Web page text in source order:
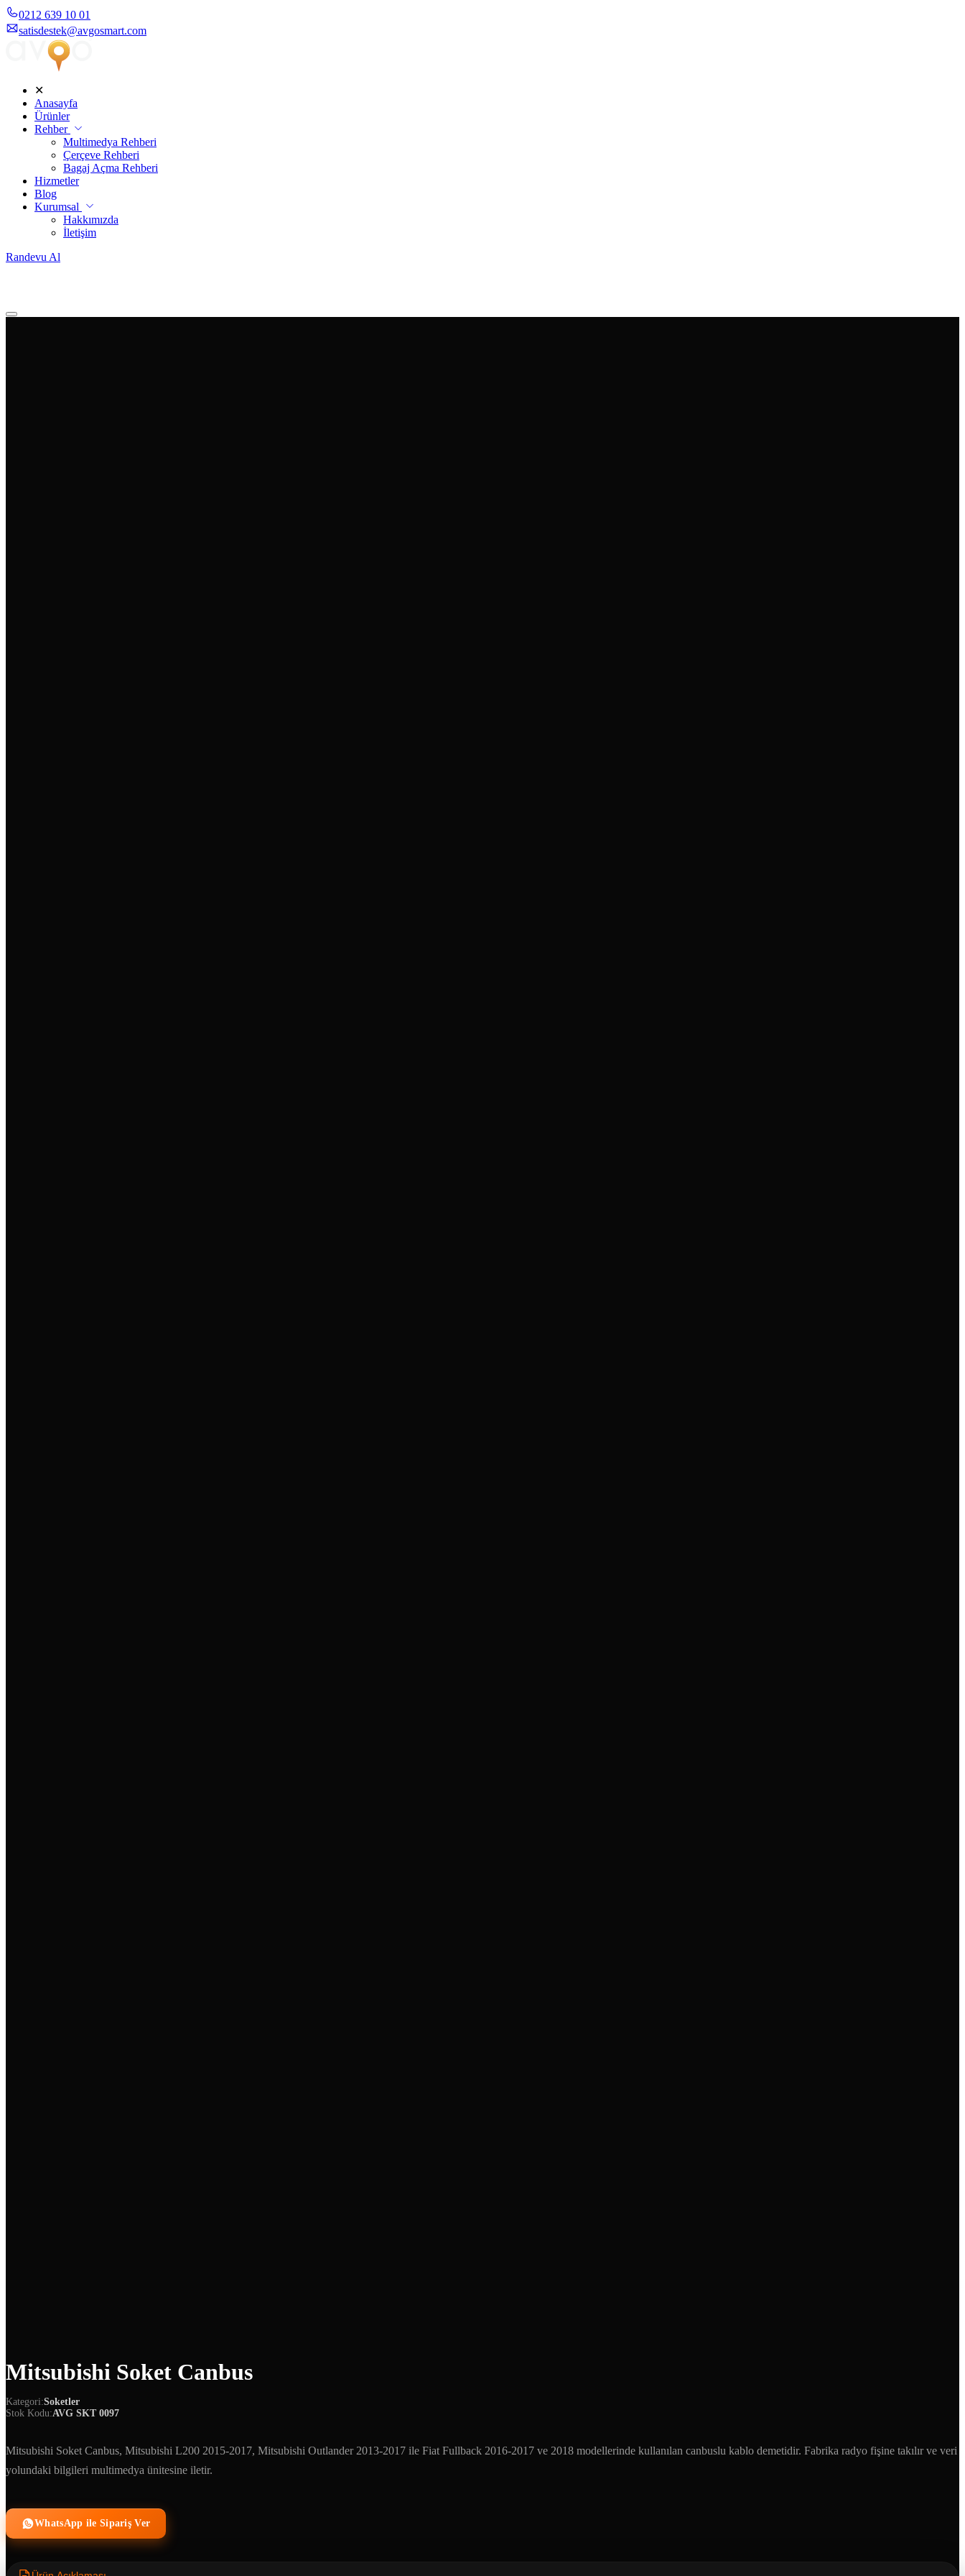
0212 639 10 01
satisdestek@avgosmart.com
✕
Anasayfa
Ürünler
Rehber
Multimedya Rehberi
Çerçeve Rehberi
Bagaj Açma Rehberi
Hizmetler
Blog
Kurumsal
Hakkımızda
İletişim
Randevu Al
Mitsubishi Soket Canbus
Kategori:Soketler
Stok Kodu:AVG SKT 0097
Mitsubishi Soket Canbus, Mitsubishi L200 2015-2017, Mitsubishi Outlander 2013-2017 ile Fiat Fullback 2016-2017 ve 2018 modellerinde kullanılan canbuslu kablo demetidir. Fabrika radyo fişine takılır ve veri
yolundaki bilgileri multimedya ünitesine iletir.
WhatsApp ile Sipariş Ver